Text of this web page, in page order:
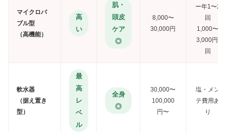
マイクロバ
ブル型
（高機能）
高
い
肌・
頭皮
ケア
◎
8,000〜
30,000円
ー年1〜2
回
1,000〜
3,000円/
回
軟水器
（据え置き
型）
最
高
レ
ベ
ル
全身
◎
30,000〜
100,000
円〜
塩・メン
テ費用あ
り